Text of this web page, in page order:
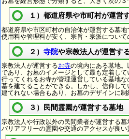
１）都道府県や市町村が運営
都道府県や市区町村の自治体が運営する墓地
使用料や管理料が安く、宗旨・宗派について
２） 寺院や宗教法人が運営す
宗教法人が運営するお寺の境内にある墓地
であり、お墓のイメージとして最も定着し
行ってくれるお寺が管理運営している墓地
墓を建てることができる。しかし、信仰し
建てれない場合もあり、お墓のデザインに制
３）民間霊園が運営する墓地
宗教法人や行政以外の民間業者が運営する墓
バリアフリーの霊園や交通のアクセスが良い